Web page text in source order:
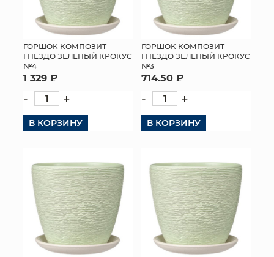
ГОРШОК КОМПОЗИТ
ГНЕЗДО ЗЕЛЕНЫЙ КРОКУС
№4
1 329 ₽
- +
В КОРЗИНУ
ГОРШОК КОМПОЗИТ
ГНЕЗДО ЗЕЛЕНЫЙ КРОКУС
№3
714.50 ₽
- +
В КОРЗИНУ